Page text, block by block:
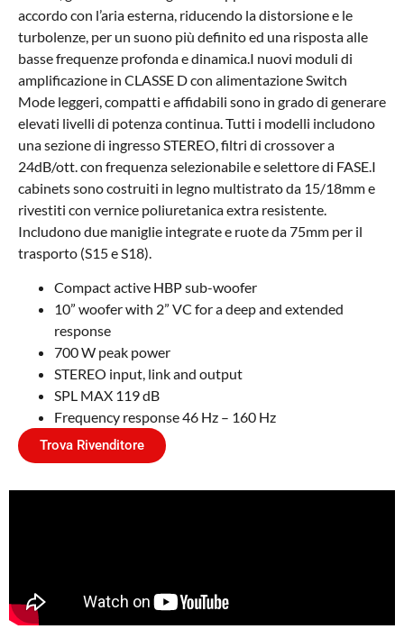
accordo con l’aria esterna, riducendo la distorsione e le
turbolenze, per un suono più definito ed una risposta alle
basse frequenze profonda e dinamica.I nuovi moduli di
amplificazione in CLASSE D con alimentazione Switch
Mode leggeri, compatti e affidabili sono in grado di generare
elevati livelli di potenza continua. Tutti i modelli includono
una sezione di ingresso STEREO, filtri di crossover a
24dB/ott. con frequenza selezionabile e selettore di FASE.I
cabinets sono costruiti in legno multistrato da 15/18mm e
rivestiti con vernice poliuretanica extra resistente.
Includono due maniglie integrate e ruote da 75mm per il
trasporto (S15 e S18).
Compact active HBP sub-woofer
10” woofer with 2” VC for a deep and extended
response
700 W peak power
STEREO input, link and output
SPL MAX 119 dB
Frequency response 46 Hz – 160 Hz
Trova Rivenditore